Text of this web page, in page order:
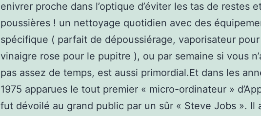
enivrer proche dans l’optique d’éviter les tas de restes
poussières ! un nettoyage quotidien avec des
spécifique ( parfait de dépoussiérage, vaporisateur pour
vinaigre rose pour le pupitre ), ou par semaine si vous
pas assez de temps, est aussi primordial.Et dans les
1975 apparues le tout premier « micro-ordinateur »
fut dévoilé au grand public par un sûr « Steve Jobs ». Il